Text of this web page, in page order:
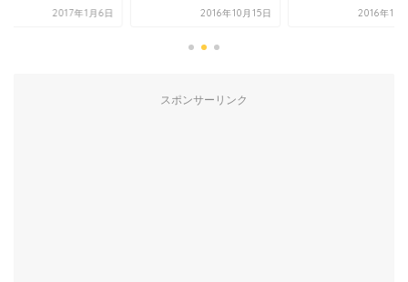
2017年1月6日 2016年10月15日 2016年10
スポンサーリンク